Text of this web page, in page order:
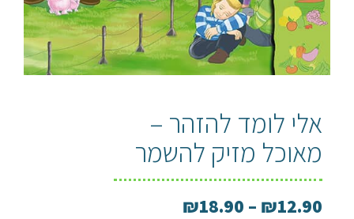
אלי לומד להזהר –
מאוכל מזיק להשמר
₪12.90
–
₪18.90